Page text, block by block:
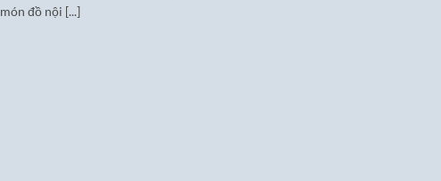
món đồ nội [...]